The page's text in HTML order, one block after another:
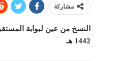
مشاركة
النسخ من عين لبوابة
1442 هـ